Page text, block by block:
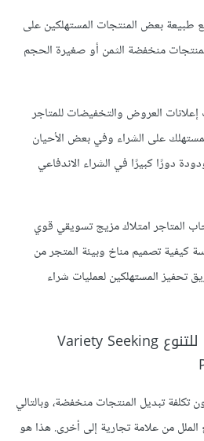
طبيعة بعض المنتجات المستهلكين على
منخفضة الثمن أو صغيرة الحجم
العروض والتخفيضات للمتاجر
على الشراء وفي بعض الأحيان
دورًا كبيرًا في الشراء الاندفاعي
المتاجر امتلاك مزيج تسويقي قوي
كيفية تصميم مناخ وبيئة المتجر من
تحفيز المستهلكين لعمليات شراء
5. قرار الشراء الساعي للتنوع Variety Seeking
تكلفة تبديل المنتجات منخفضة، وبالتالي
الملل من علامة تجارية إلى أخرى. هذا هو